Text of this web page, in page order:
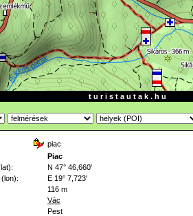
t u r i s t a u t a k . h u
piac
Piac
N 47° 46,660'
E 19° 7,723'
116 m
Vác
Pest